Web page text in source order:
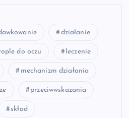
działanie
do oczu leczenie
mechanizm działania
przeciwwskazania
skład